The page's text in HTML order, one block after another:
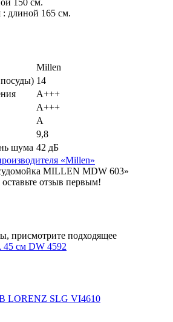
длиной 165 см.
Millen
посуды) 14
А+++
А+++
А
9,8
шума 42 дБ
«Millen»
MILLEN MDW 603»
отзыв первым!
присмотрите подходящее
см DW 4592
LORENZ SLG VI4610